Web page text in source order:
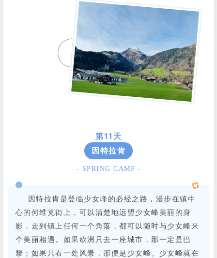
第11天
因特拉肯
- SPRING CAMP -
因特拉肯是登临少女峰的必经之路，漫步在镇中
心的何维克街上，可以清楚地远望少女峰美丽的身
影，走到镇上任何一个角落，都可以随时与少女峰来
个美丽相遇。如果欧洲只去一座城市，那一定是巴
黎；如果只看一处风景，那便是少女峰。少女峰就在